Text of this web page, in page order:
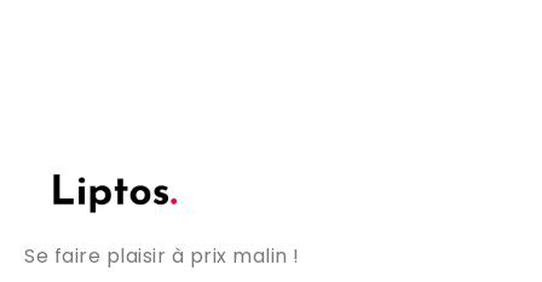
Se faire plaisir à prix malin !